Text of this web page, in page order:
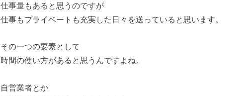
仕事量もあると思うのですが
仕事もプライベートも充実した日々を送っていると思います。
その一つの要素として
時間の使い方があると思うんですよね。
自営業者とか